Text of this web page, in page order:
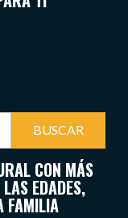
CON MÁS
EDADES,
FAMILIA